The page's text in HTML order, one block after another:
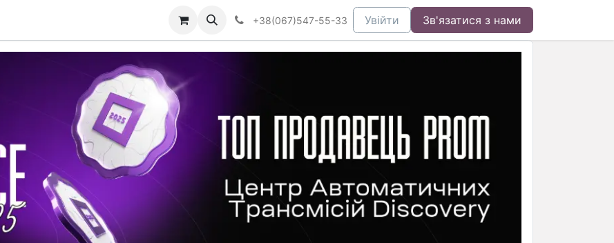
+38(067)547-55-33 Увійти Зв'язатися з нами